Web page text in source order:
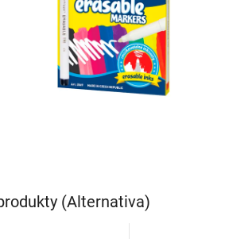
(Alternativa)